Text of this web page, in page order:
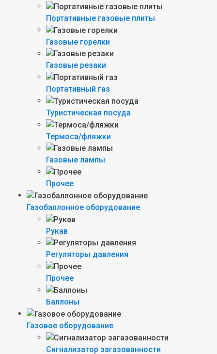
Портативные газовые плиты
Газовые горелки
Газовые резаки
Портативный газ
Туристическая посуда
Термоса/фляжки
Газовые лампы
Прочее
Газобаллонное оборудование
Рукав
Регуляторы давления
Прочее
Баллоны
Газовое оборудование
Сигнализатор загазованности